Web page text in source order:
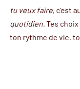
tu veux faire, c’est
quotidien.Tes
ton rythme de vie,